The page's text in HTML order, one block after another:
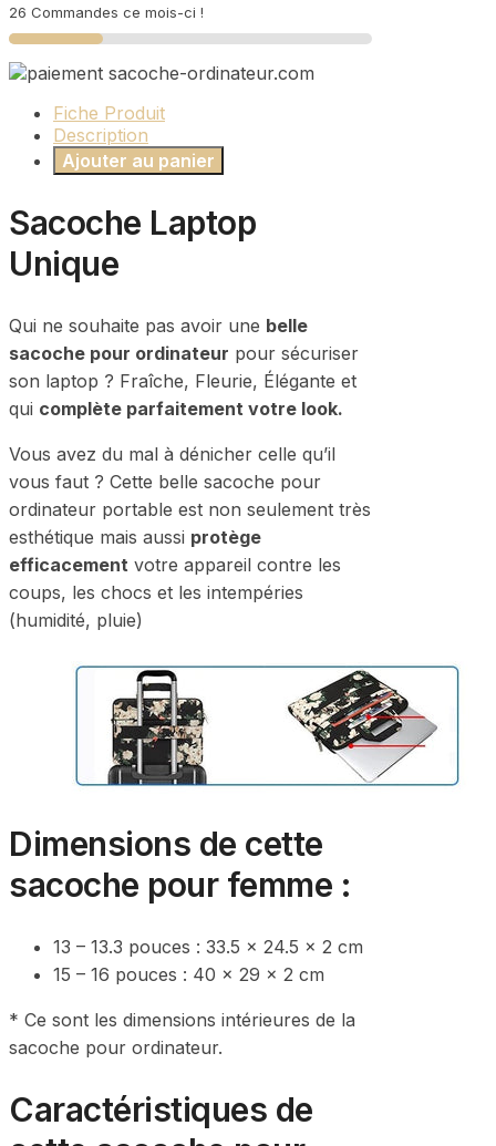
26 Commandes ce mois-ci !
Fiche Produit
Description
Ajouter au panier
Sacoche Laptop
Unique
Qui ne souhaite pas avoir une belle
sacoche pour ordinateur pour sécuriser
son laptop ? Fraîche, Fleurie, Élégante et
qui complète parfaitement votre look.
Vous avez du mal à dénicher celle qu’il
vous faut ? Cette belle sacoche pour
ordinateur portable est non seulement très
esthétique mais aussi protège
efficacement votre appareil contre les
coups, les chocs et les intempéries
(humidité, pluie)
Dimensions de cette
sacoche pour femme :
13 – 13.3 pouces : 33.5 x 24.5 x 2 cm
15 – 16 pouces : 40 x 29 x 2 cm
* Ce sont les dimensions intérieures de la
sacoche pour ordinateur.
Caractéristiques de